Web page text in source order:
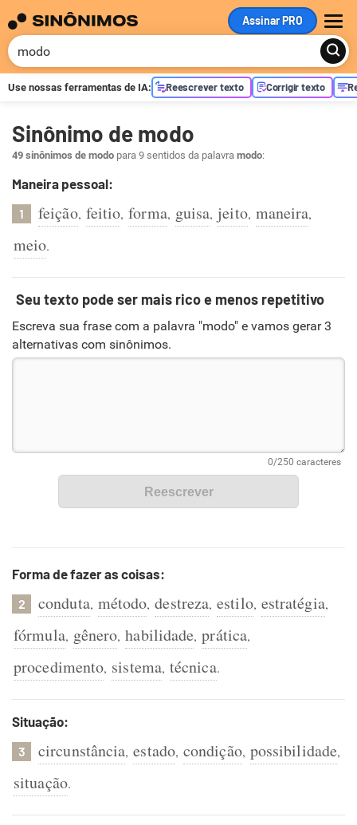
Assinar PRO
Use nossas ferramentas de IA: Reescrever texto Corrigir texto
Sinônimo de modo
49 sinônimos de modo para 9 sentidos da palavra modo:
Maneira pessoal:
1 feição, feitio, forma, guisa, jeito, maneira,
meio.
Seu texto pode ser mais rico e menos repetitivo
Escreva sua frase com a palavra "modo" e vamos gerar 3
alternativas com sinônimos.
Forma de fazer as coisas:
2 conduta, método, destreza, estilo, estratégia,
fórmula, gênero, habilidade, prática,
procedimento, sistema, técnica.
Situação:
3 circunstância, estado, condição, possibilidade,
situação.